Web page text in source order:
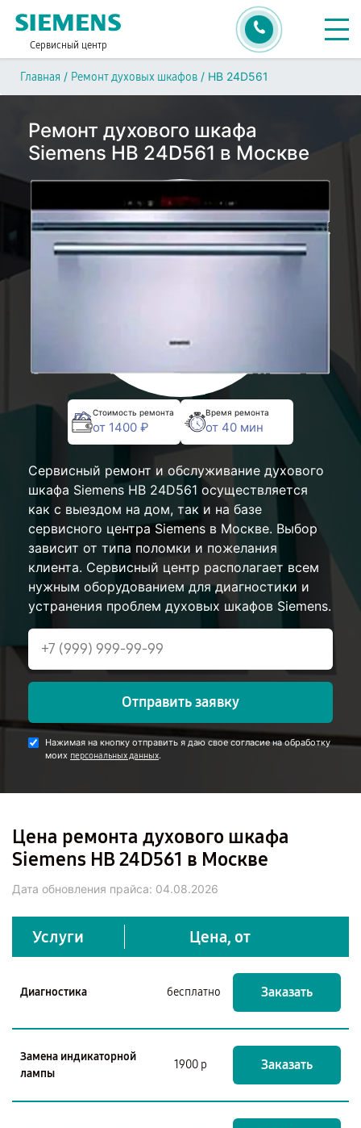
Сервисный центр
Главная / Ремонт духовых шкафов / HB 24D561
Ремонт духового шкафа
Siemens HB 24D561 в Москве
Стоимость ремонта
от 1400 ₽
Время ремонта
от 40 мин
Сервисный ремонт и обслуживание духового
шкафа Siemens HB 24D561 осуществляется
как с выездом на дом, так и на базе
сервисного центра Siemens в Москве. Выбор
зависит от типа поломки и пожелания
клиента. Сервисный центр располагает всем
нужным оборудованием для диагностики и
устранения проблем духовых шкафов Siemens.
Отправить заявку
Нажимая на кнопку отправить я даю свое согласие на обработку
моих персональных данных.
Цена ремонта духового шкафа
Siemens HB 24D561 в Москве
Дата обновления прайса: 04.08.2026
Услуги Цена, от
Диагностика бесплатно Заказать
Замена индикаторной
лампы
1900 р Заказать